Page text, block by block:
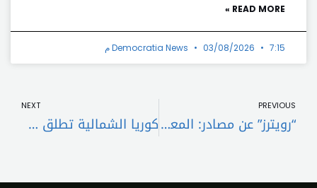
READ MORE »
Democratia News 03/08/2026 7:15 م
PREVIOUS
“رويترز” عن مصادر: المعلومات الاستخباراتية التي جمعتها الولايات المتحدة تؤكد أن فرع تنظيم الدولة الإسلامية في أفغانستان نفذ هجوم إيران
NEXT
كوريا الشمالية تطلق 60 قذيفة مدفعية قرب جزيرة يونبيونغ